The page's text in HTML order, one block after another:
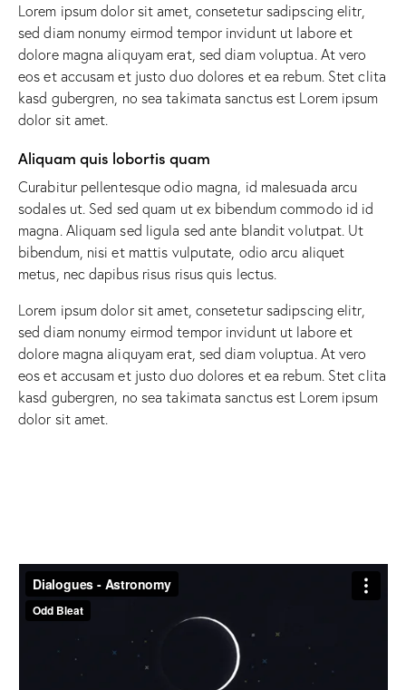
Lorem ipsum dolor sit amet, consetetur sadipscing elitr,
sed diam nonumy eirmod tempor invidunt ut labore et
dolore magna aliquyam erat, sed diam voluptua. At vero
eos et accusam et justo duo dolores et ea rebum. Stet clita
kasd gubergren, no sea takimata sanctus est Lorem ipsum
dolor sit amet.
Aliquam quis lobortis quam
Curabitur pellentesque odio magna, id malesuada arcu
sodales ut. Sed sed quam ut ex bibendum commodo id id
magna. Aliquam sed ligula sed ante blandit volutpat. Ut
bibendum, nisi et mattis vulputate, odio arcu aliquet
metus, nec dapibus risus risus quis lectus.
Lorem ipsum dolor sit amet, consetetur sadipscing elitr,
sed diam nonumy eirmod tempor invidunt ut labore et
dolore magna aliquyam erat, sed diam voluptua. At vero
eos et accusam et justo duo dolores et ea rebum. Stet clita
kasd gubergren, no sea takimata sanctus est Lorem ipsum
dolor sit amet.